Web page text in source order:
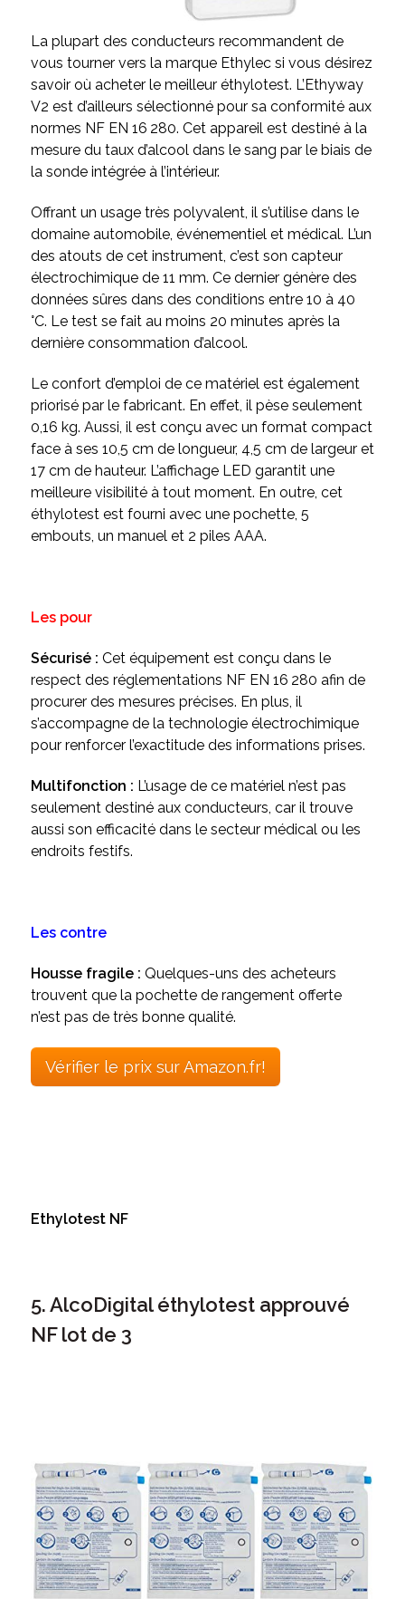
La plupart des conducteurs recommandent de
vous tourner vers la marque Ethylec si vous désirez
savoir où acheter le meilleur éthylotest. L’Ethyway
V2 est d’ailleurs sélectionné pour sa conformité aux
normes NF EN 16 280. Cet appareil est destiné à la
mesure du taux d’alcool dans le sang par le biais de
la sonde intégrée à l’intérieur.
Offrant un usage très polyvalent, il s’utilise dans le
domaine automobile, événementiel et médical. L’un
des atouts de cet instrument, c’est son capteur
électrochimique de 11 mm. Ce dernier génère des
données sûres dans des conditions entre 10 à 40
°C. Le test se fait au moins 20 minutes après la
dernière consommation d’alcool.
Le confort d’emploi de ce matériel est également
priorisé par le fabricant. En effet, il pèse seulement
0,16 kg. Aussi, il est conçu avec un format compact
face à ses 10,5 cm de longueur, 4,5 cm de largeur et
17 cm de hauteur. L’affichage LED garantit une
meilleure visibilité à tout moment. En outre, cet
éthylotest est fourni avec une pochette, 5
embouts, un manuel et 2 piles AAA.
Les pour
Sécurisé : Cet équipement est conçu dans le
respect des réglementations NF EN 16 280 afin de
procurer des mesures précises. En plus, il
s’accompagne de la technologie électrochimique
pour renforcer l’exactitude des informations prises.
Multifonction : L’usage de ce matériel n’est pas
seulement destiné aux conducteurs, car il trouve
aussi son efficacité dans le secteur médical ou les
endroits festifs.
Les contre
Housse fragile : Quelques-uns des acheteurs
trouvent que la pochette de rangement offerte
n’est pas de très bonne qualité.
Vérifier le prix sur Amazon.fr!
Ethylotest NF
5. AlcoDigital éthylotest approuvé
NF lot de 3